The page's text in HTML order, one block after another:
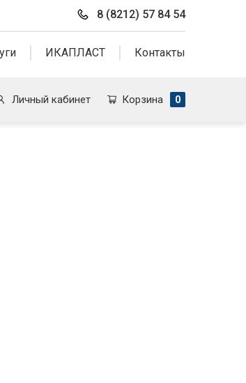
8 (8212) 57 84 54
ИКАПЛАСТ Контакты
Личный кабинет Корзина 0